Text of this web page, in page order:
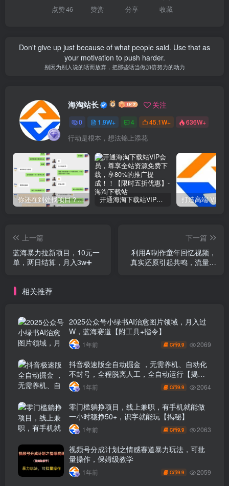
点赞46 赞赏 分享 收藏
Don't give up just because of what people said. Use that as
your motivation to push harder.
别因为别人说的话而放弃，把那些话当做加倍努力的动力
海淘站长 关注
0 1.9W+ 4 45.1W+ 636W+
行动是根本，想法锦上添花
你还在到处找项目？还在当韭菜？我靠网创资源站一个月收入5万+，曾经我也是个失败者。 开通海淘下载站VIP会员，尊享全站资源免费下载，享80%的推广提成！！【限时五折优惠】
上一篇
蓝海暴力拉新项目，10元一
单，两日结算，月入3w➕
下一篇
利用Ai制作童年回忆视频，
真实还原引起共鸣，流量暴
相关推荐
2025公众号小绿书AI治愈图片领域，月入过
W，蓝海赛道【附工具+指令】
1年前 C币9.9 2069
抖音极速版全自动掘金 ，无需养机、自动化
不封号，全程脱离人工，全自动运行【揭
秘】1年前 C币9.9 2064
零门槛躺挣项目，线上兼职，有手机就能做
一小时稳挣50+，识字就能玩【揭秘】
1年前 C币9.9 2063
视频号分成计划之情感赛道暴力玩法，可批
量操作，保姆级教学
1年前 C币9.9 2059